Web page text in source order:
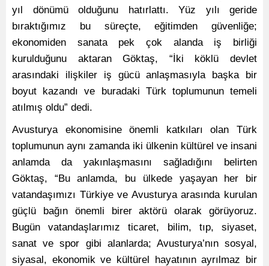
yıl dönümü olduğunu hatırlattı. Yüz yılı geride
bıraktığımız bu süreçte, eğitimden güvenliğe;
ekonomiden sanata pek çok alanda iş birliği
kurulduğunu aktaran Göktaş, “İki köklü devlet
arasındaki ilişkiler iş gücü anlaşmasıyla başka bir
boyut kazandı ve buradaki Türk toplumunun temeli
atılmış oldu” dedi.
Avusturya ekonomisine önemli katkıları olan Türk
toplumunun aynı zamanda iki ülkenin kültürel ve insani
anlamda da yakınlaşmasını sağladığını belirten
Göktaş, “Bu anlamda, bu ülkede yaşayan her bir
vatandaşımızı Türkiye ve Avusturya arasında kurulan
güçlü bağın önemli birer aktörü olarak görüyoruz.
Bugün vatandaşlarımız ticaret, bilim, tıp, siyaset,
sanat ve spor gibi alanlarda; Avusturya’nın sosyal,
siyasal, ekonomik ve kültürel hayatının ayrılmaz bir